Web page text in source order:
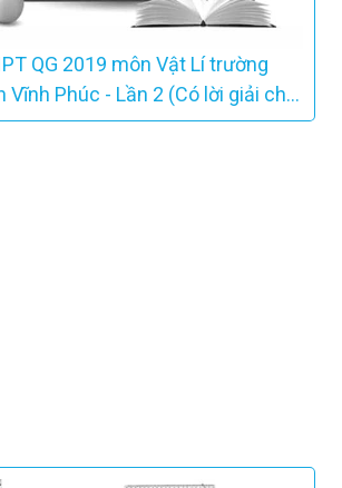
QG 2019 môn Vật Lí trường
Vĩnh Phúc - Lần 2 (Có lời giải chi